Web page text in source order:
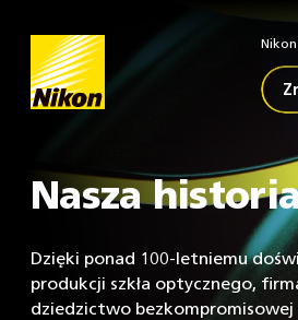
Strona
główna
Nasza
Dzięki ponad 100-letniemu
produkcji szkła optycznego,
dziedzictwo bezkompromisowej